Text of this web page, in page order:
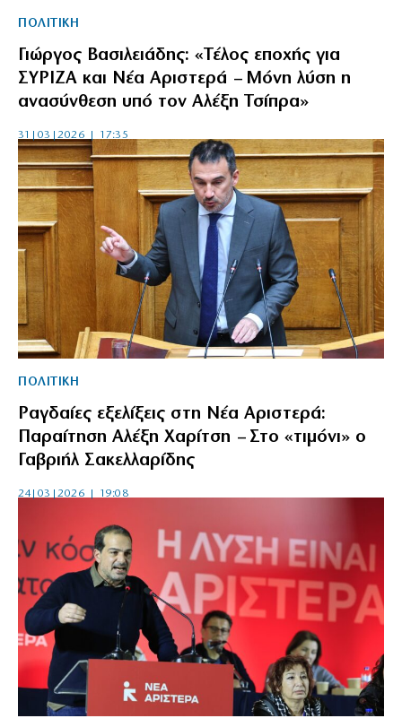
ΠΟΛΙΤΙΚΗ
Γιώργος Βασιλειάδης: «Τέλος εποχής για
ΣΥΡΙΖΑ και Νέα Αριστερά – Μόνη λύση η
ανασύνθεση υπό τον Αλέξη Τσίπρα»
31|03|2026 | 17:35
ΠΟΛΙΤΙΚΗ
Ραγδαίες εξελίξεις στη Νέα Αριστερά:
Παραίτηση Αλέξη Χαρίτση – Στο «τιμόνι» ο
Γαβριήλ Σακελλαρίδης
24|03|2026 | 19:08